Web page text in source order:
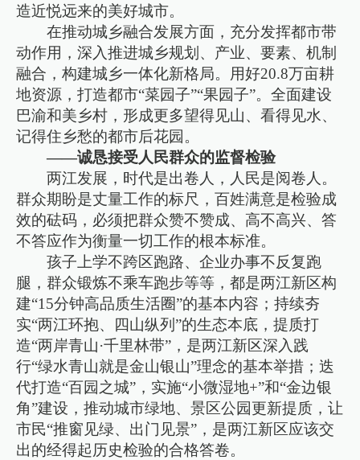
造近悦远来的美好城市。
在推动城乡融合发展方面，充分发挥都市带
动作用，深入推进城乡规划、产业、要素、机制
融合，构建城乡一体化新格局。用好20.8万亩耕
地资源，打造都市“菜园子”“果园子”。全面建设
巴渝和美乡村，形成更多望得见山、看得见水、
记得住乡愁的都市后花园。
——诚恳接受人民群众的监督检验
两江发展，时代是出卷人，人民是阅卷人。
群众期盼是丈量工作的标尺，百姓满意是检验成
效的砝码，必须把群众赞不赞成、高不高兴、答
不答应作为衡量一切工作的根本标准。
孩子上学不跨区跑路、企业办事不反复跑
腿，群众锻炼不乘车跑步等等，都是两江新区构
建“15分钟高品质生活圈”的基本内容；持续夯
实“两江环抱、四山纵列”的生态本底，提质打
造“两岸青山·千里林带”，是两江新区深入践
行“绿水青山就是金山银山”理念的基本举措；迭
代打造“百园之城”，实施“小微湿地+”和“金边银
角”建设，推动城市绿地、景区公园更新提质，让
市民“推窗见绿、出门见景”，是两江新区应该交
出的经得起历史检验的合格答卷。